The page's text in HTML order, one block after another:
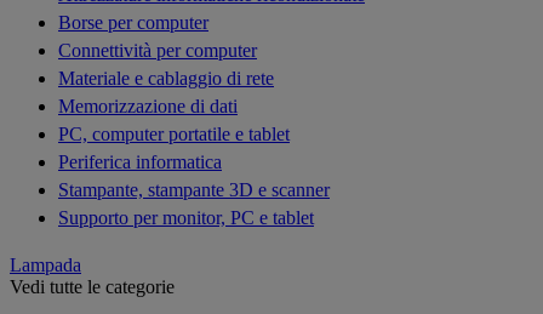
Borse per computer
Connettività per computer
Materiale e cablaggio di rete
Memorizzazione di dati
PC, computer portatile e tablet
Periferica informatica
Stampante, stampante 3D e scanner
Supporto per monitor, PC e tablet
Lampada
Vedi tutte le categorie